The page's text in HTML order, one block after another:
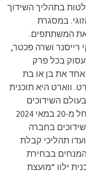
בתהליך השידוך
במסגרת
את המשתתפים.
רייסנר ושרה פכטר,
בכל פרק
את בן או בת
ווארט היא תוכנית
השידוכים
בחברה החרדית. התוכנית תשודר החל מ-20 במאי 2024
השידוכים בחברה
תהליכי קבלת
בבחירת
ילוו “מועצת